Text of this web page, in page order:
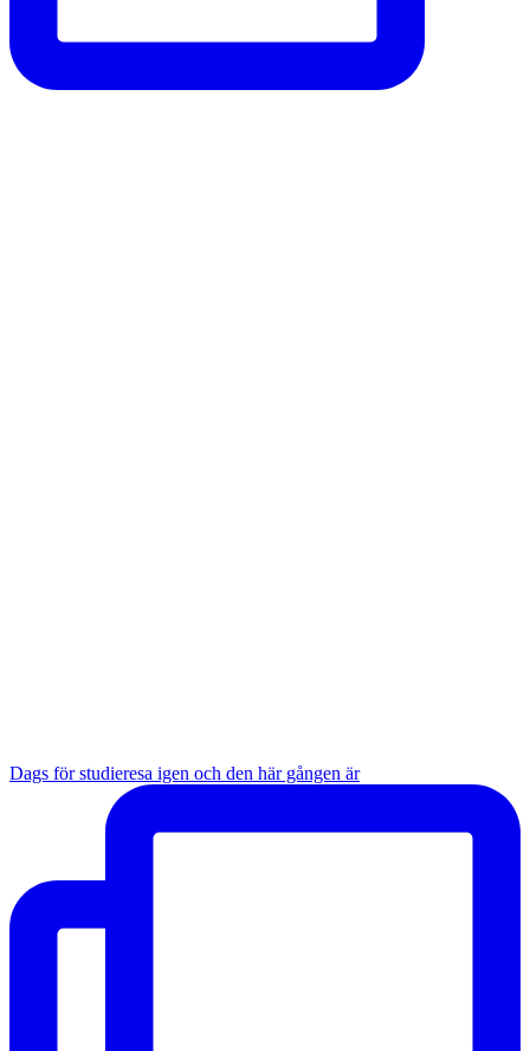
Dags för studieresa igen och den här gången är